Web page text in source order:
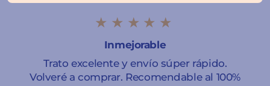
★★★★★
Inmejorable
Trato excelente y envío súper rápido.
Volveré a comprar. Recomendable al 100%